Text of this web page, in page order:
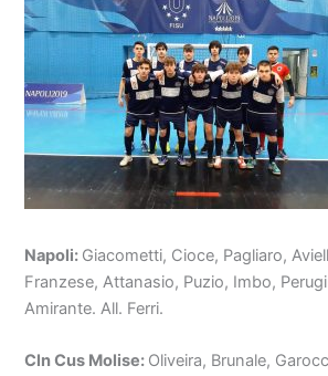
Napoli: Giacometti, Cioce, Pagliaro,
Franzese, Attanasio, Puzio, Imbo,
Amirante. All. Ferri.
Cln Cus Molise: Oliveira, Brunale,